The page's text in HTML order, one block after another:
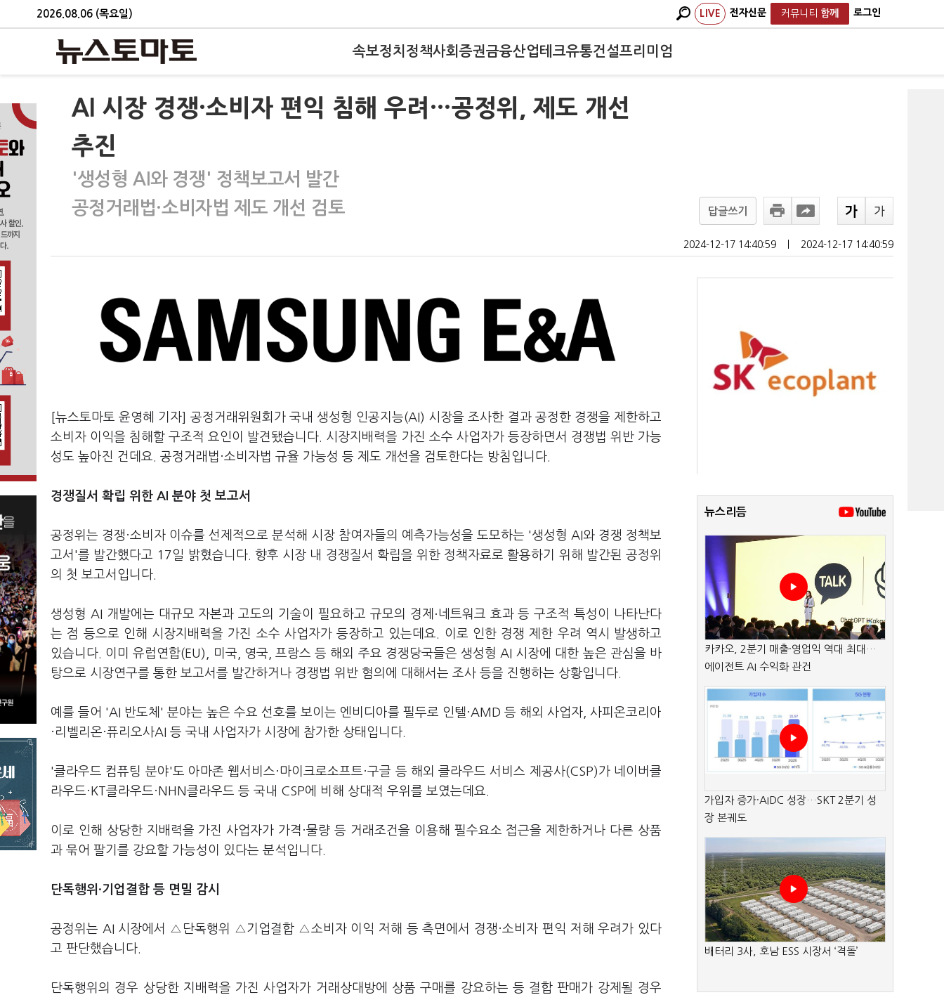
2026.08.06 (목요일) LIVE 전자신문 커뮤니티 함께 로그인
속보정치 정책사회 증권금융산업테크유통건설프리미엄
AI 시장 경쟁·소비자 편익 침해 우려…공정위, 제도 개선
추진
'생성형 AI와 경쟁' 정책보고서 발간
공정거래법·소비자법 제도 개선 검토
답글쓰기
2024-12-17 14:40:59 2024-12-17 14:40:59
[뉴스토마토 윤영혜 기자] 공정거래위원회가 국내 생성형 인공지능(AI) 시장을 조사한 결과 공정한 경쟁을 제한하고
소비자 이익을 침해할 구조적 요인이 발견됐습니다. 시장지배력을 가진 소수 사업자가 등장하면서 경쟁법 위반 가능
성도 높아진 건데요. 공정거래법·소비자법 규율 가능성 등 제도 개선을 검토한다는 방침입니다.
경쟁질서 확립 위한 AI 분야 첫 보고서
공정위는 경쟁·소비자 이슈를 선제적으로 분석해 시장 참여자들의 예측가능성을 도모하는 '생성형 AI와 경쟁 정책보
고서'를 발간했다고 17일 밝혔습니다. 향후 시장 내 경쟁질서 확립을 위한 정책자료로 활용하기 위해 발간된 공정위
의 첫 보고서입니다.
생성형 AI 개발에는 대규모 자본과 고도의 기술이 필요하고 규모의 경제 ·네트워크 효과 등 구조적 특성이 나타난다
는 점 등으로 인해 시장지배력을 가진 소수 사업자가 등장하고 있는데요. 이로 인한 경쟁 제한 우려 역시 발생하고
있습니다. 이미 유럽연합(EU), 미국, 영국, 프랑스 등 해외 주요 경쟁당국들은 생성형 AI 시장에 대한 높은 관심을 바
탕으로 시장연구를 통한 보고서를 발간하거나 경쟁법 위반 혐의에 대해서는 조사 등을 진행하는 상황입니다.
예를 들어 'AI 반도체' 분야는 높은 수요 선호를 보이는 엔비디아를 필두로 인텔·AMD 등 해외 사업자, 사피온코리아
·리벨리온·퓨리오사AI 등 국내 사업자가 시장에 참가한 상태입니다.
'클라우드 컴퓨팅 분야'도 아마존 웹서비스·마이크로소프트·구글 등 해외 클라우드 서비스 제공사(CSP)가 네이버클
라우드·KT클라우드·NHN클라우드 등 국내 CSP에 비해 상대적 우위를 보였는데요.
이로 인해 상당한 지배력을 가진 사업자가 가격·물량 등 거래조건을 이용해 필수요소 접근을 제한하거나 다른 상품
과 묶어 팔기를 강요할 가능성이 있다는 분석입니다.
단독행위·기업결합 등 면밀 감시
공정위는 AI 시장에서 △단독행위 △기업결합 △소비자 이익 저해 등 측면에서 경쟁·소비자 편익 저해 우려가 있다
고 판단했습니다.
단독행위의 경우 상당한 지배력을 가진 사업자가 거래상대방에 상품 구매를 강요하는 등 결합 판매가 강제될 경우
뉴스리듬
카카오, 2분기 매출·영업익 역대 최대…
에이전트 AI 수익화 관건
가입자 증가·AIDC 성장…SKT 2분기 성
장 본궤도
배터리 3사, 호남 ESS 시장서 ‘격돌’